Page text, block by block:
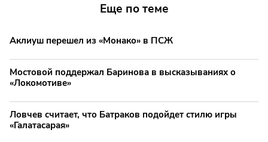
Еще по теме
Аклиуш перешел из «Монако» в ПСЖ
Мостовой поддержал Баринова в высказываниях о
«Локомотиве»
Ловчев считает, что Батраков подойдет стилю игры
«Галатасарая»